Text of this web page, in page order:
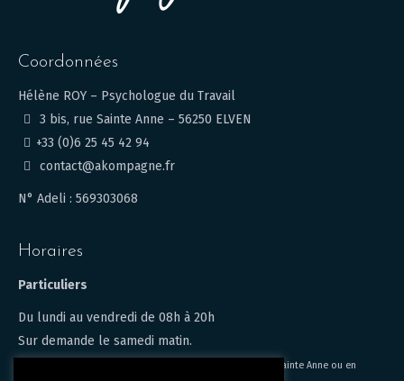
Coordonnées
Hélène ROY – Psychologue du Travail
3 bis, rue Sainte Anne – 56250 ELVEN
+33 (0)6 25 45 42 94
contact@akompagne.fr
N° Adeli : 569303068
Horaires
Particuliers
Du lundi au vendredi de 08h à 20h
Sur demande le samedi matin.
Les consultations peuvent être en présentiel au 3, bis rue sainte Anne ou en